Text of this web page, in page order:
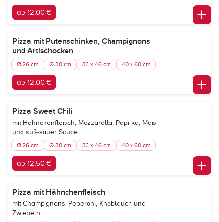
ab 12,00 €
Pizza mit Putenschinken, Champignons
und Artischocken
Ø 26 cm Ø 30 cm 33 x 46 cm 40 x 60 cm
ab 12,00 €
Pizza Sweet Chili
mit Hähnchenfleisch, Mozzarella, Paprika, Mais
und süß-sauer Sauce
Ø 26 cm Ø 30 cm 33 x 46 cm 40 x 60 cm
ab 12,50 €
Pizza mit Hähnchenfleisch
mit Champignons, Peperoni, Knoblauch und
Zwiebeln